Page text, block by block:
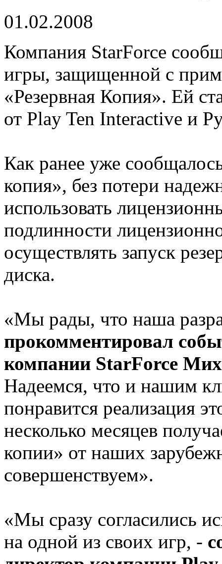
01.02.2008
Компания StarForce
игры, защищенной с
«Резервная Копия». Ей
от Play Ten Interactive и
Как ранее уже
копия», без потери
использовать
подлинности
осуществлять запуск
диска.
«Мы рады, что наша
прокомментировал
компании StarForce
Надеемся, что и нашим
понравится реализация
несколько месяцев
копии» от наших
совершенствуем».
«Мы сразу согласились
на одной из своих игр, -